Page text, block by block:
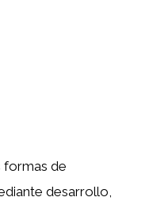
formas de
desarrollo,